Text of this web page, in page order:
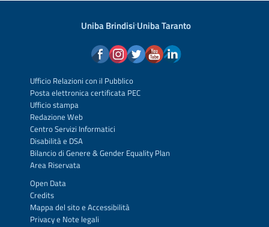
Uniba Brindisi·Uniba Taranto
Ufficio Relazioni con il Pubblico
Posta elettronica certificata PEC
Ufficio stampa
Redazione Web
Centro Servizi Informatici
Disabilità e DSA
Bilancio di Genere & Gender Equality Plan
Area Riservata
Open Data
Credits
Mappa del sitoe Accessibilità
Privacye Note legali